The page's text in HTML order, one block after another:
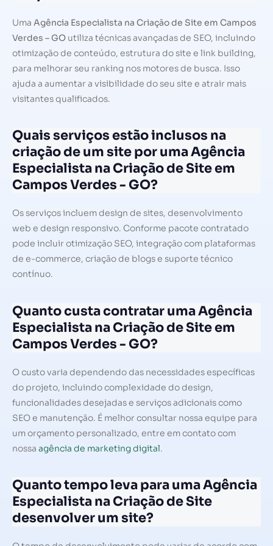
Uma Agência Especialista na Criação de Site em Campos
Verdes – GO utiliza técnicas avançadas de SEO, incluindo
otimização de conteúdo, estrutura do site e link building,
para melhorar seu ranking nos motores de busca. Isso
ajuda a aumentar a visibilidade do seu site e atrair mais
visitantes qualificados.
Quais serviços estão inclusos na
criação de um site por uma Agência
Especialista na Criação de Site em
Campos Verdes - GO?
Os serviços incluem design de sites, desenvolvimento
web e design responsivo. Conforme pacote contratado
pode incluir otimização SEO, integração com plataformas
de e-commerce, criação de blogs e suporte técnico
contínuo.
Quanto custa contratar uma Agência
Especialista na Criação de Site em
Campos Verdes - GO?
O custo varia dependendo das necessidades específicas
do projeto, incluindo complexidade do design,
funcionalidades desejadas e serviços adicionais como
SEO e manutenção. É melhor consultar nossa equipe para
um orçamento personalizado, entre em contato com
nossa agência de marketing digital.
Quanto tempo leva para uma Agência
Especialista na Criação de Site
desenvolver um site?